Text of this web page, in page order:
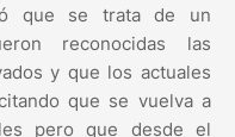
que se trata de un
reconocidas las
y que los actuales
que se vuelva a
pero que desde el